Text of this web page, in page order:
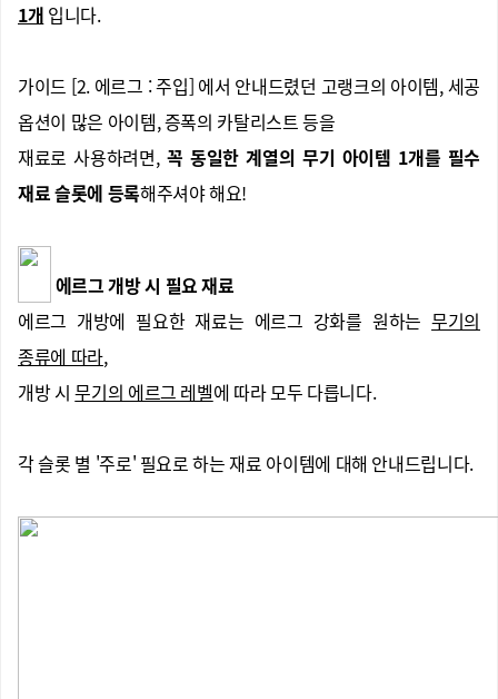
1개 입니다.
가이드 [2. 에르그 : 주입] 에서 안내드렸던 고랭크의 아이템, 세공
옵션이 많은 아이템, 증폭의 카탈리스트 등을
재료로 사용하려면, 꼭 동일한 계열의 무기 아이템 1개를 필수
재료 슬롯에 등록해주셔야 해요!
에르그 개방 시 필요 재료
에르그 개방에 필요한 재료는 에르그 강화를 원하는무기의
종류에 따라,
개방 시무기의 에르그 레벨에 따라 모두 다릅니다.
각 슬롯 별 '주로' 필요로 하는 재료 아이템에 대해 안내드립니다.